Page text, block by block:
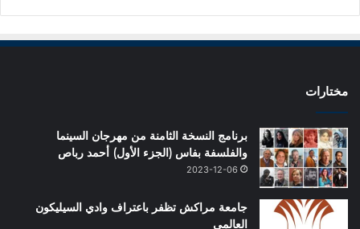
مختارات
برنامج النسخة الثامنة من مهرجان السينما
والفلسفة بفاس (الجزء الأول) أحمد رباص
2023-12-06
جامعة مراكش تظفر باعتراف وادي السيليكون
العالمي